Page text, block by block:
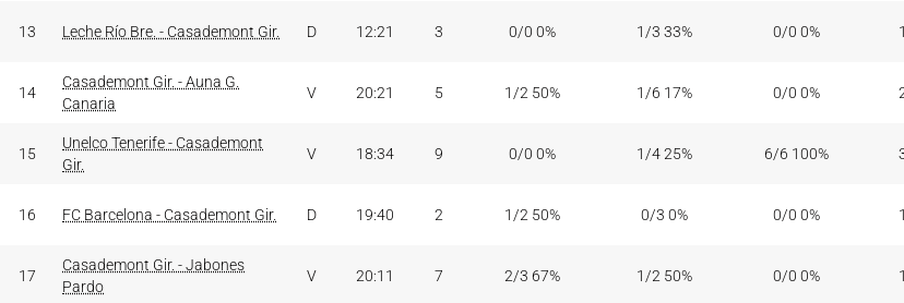
13 Leche Río Bre. - Casademont Gir. D 12:21 3 0/0 0% 1/3 33% 0/0 0%
14
Casademont Gir. - Auna G.
Canaria
V 20:21 5 1/2 50% 1/6 17% 0/0 0%
15
Unelco Tenerife - Casademont
Gir.
V 18:34 9 0/0 0% 1/4 25% 6/6 100%
16 FC Barcelona - Casademont Gir. D 19:40 2 1/2 50% 0/3 0% 0/0 0%
17
Casademont Gir. - Jabones
Pardo
V 20:11 7 2/3 67% 1/2 50% 0/0 0%